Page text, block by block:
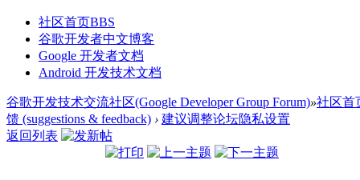
社区首页BBS
谷歌开发者中文博客
Google 开发者文档
Android 开发技术文档
谷歌开发技术交流社区(Google Developer Group Forum)»社区首
馈 (suggestions & feedback) › 建议调整论坛隐私设置
返回列表